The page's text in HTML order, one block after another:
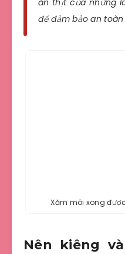
ăn thịt của những
để đảm bảo an
Xăm môi xong
Nên kiêng